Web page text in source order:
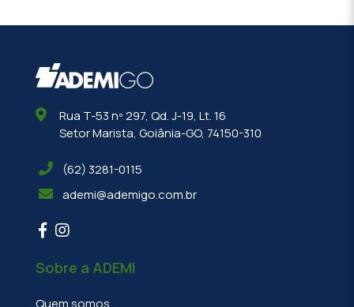
Rua T-53 nº 297, Qd. J-19, Lt. 16
Setor Marista, Goiânia-GO, 74150-310
(62) 3281-0115
ademi@ademigo.com.br
Sobre a ADEMI
Quem somos